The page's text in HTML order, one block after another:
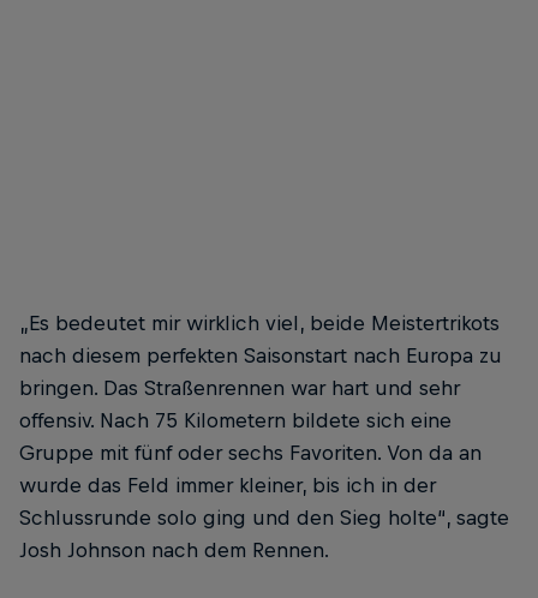
„Es bedeutet mir wirklich viel, beide Meistertrikots
nach diesem perfekten Saisonstart nach Europa zu
bringen. Das Straßenrennen war hart und sehr
offensiv. Nach 75 Kilometern bildete sich eine
Gruppe mit fünf oder sechs Favoriten. Von da an
wurde das Feld immer kleiner, bis ich in der
Schlussrunde solo ging und den Sieg holte“, sagte
Josh Johnson nach dem Rennen.